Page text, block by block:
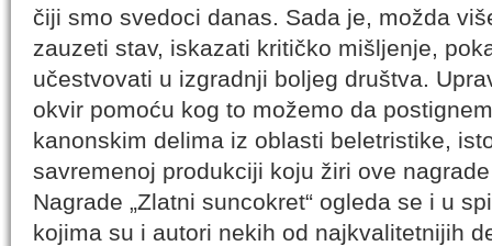
čiji smo svedoci danas. Sada je, možda
zauzeti stav, iskazati kritičko mišljenje,
učestvovati u izgradnji boljeg društva.
okvir pomoću kog to možemo da
kanonskim delima iz oblasti beletristike,
savremenoj produkciji koju žiri ove
Nagrade „Zlatni suncokret“ ogleda se i u
kojima su i autori nekih od najkvalitetnijih